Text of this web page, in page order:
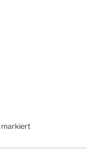
markiert